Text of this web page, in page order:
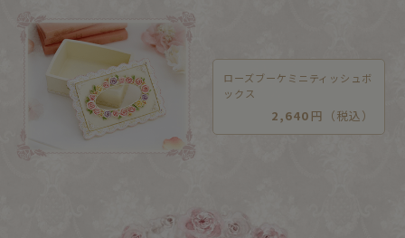
ローズブーケミニティッシュボ
ックス
2,640 円（税込）